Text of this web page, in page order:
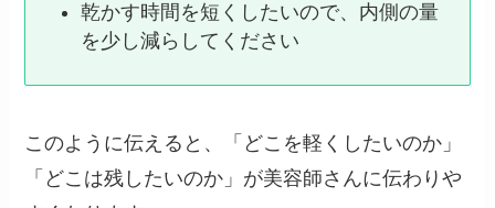
乾かす時間を短くしたいので、内側の量
を少し減らしてください
このように伝えると、「どこを軽くしたいのか」
「どこは残したいのか」が美容師さんに伝わりや